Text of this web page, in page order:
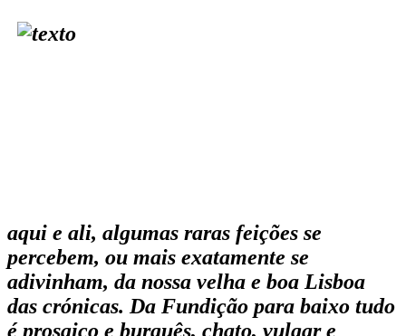
aqui e ali, algumas raras feições se
percebem, ou mais exatamente se
adivinham, da nossa velha e boa Lisboa
das crónicas. Da Fundição para baixo tudo
é prosaico e burguês, chato, vulgar e